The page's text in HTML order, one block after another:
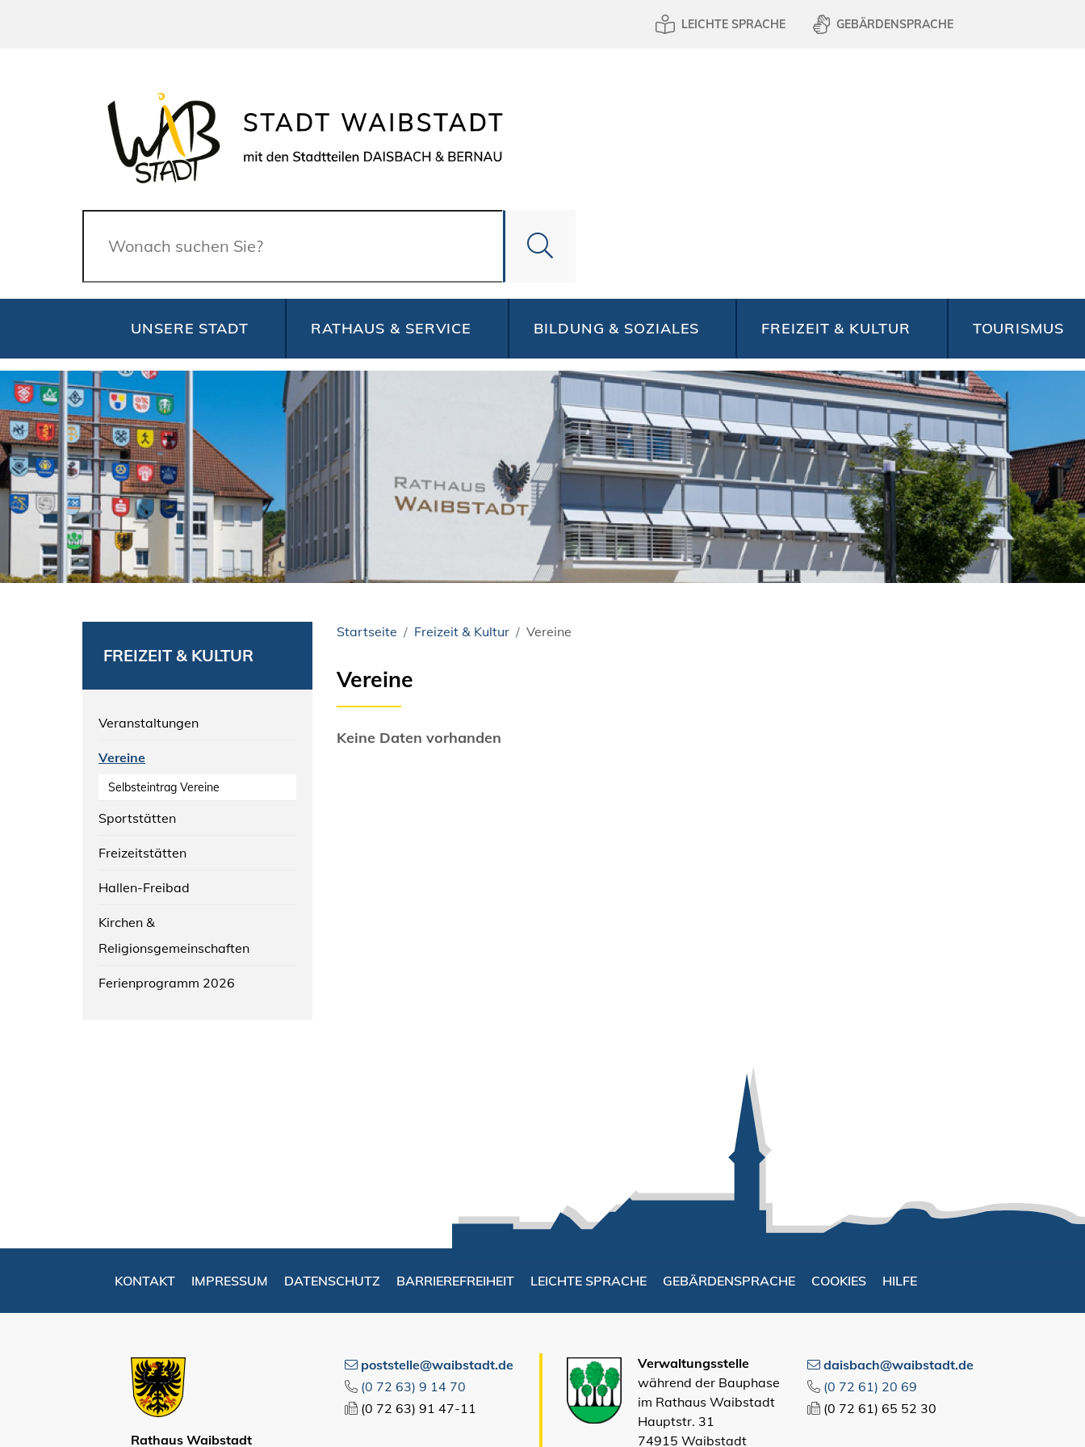
LEICHTE SPRACHE GEBÄRDENSPRACHE
Suche
UNSERE STADT RATHAUS & SERVICE BILDUNG & SOZIALES FREIZEIT & KULTUR TOURISMUS
FREIZEIT & KULTUR
Veranstaltungen
Vereine
Selbsteintrag Vereine
Sportstätten
Freizeitstätten
Hallen-Freibad
Kirchen &
Religionsgemeinschaften
Ferienprogramm 2026
Startseite Freizeit & Kultur Vereine
Vereine
Keine Daten vorhanden
KONTAKT IMPRESSUM DATENSCHUTZ BARRIEREFREIHEIT LEICHTE SPRACHE GEBÄRDENSPRACHE COOKIES HILFE
Rathaus Waibstadt
poststelle@waibstadt.de
(0 72 63) 9 14 70
(0 72 63) 91 47-11
Verwaltungsstelle
während der Bauphase
im Rathaus Waibstadt
Hauptstr. 31
74915 Waibstadt
daisbach@waibstadt.de
(0 72 61) 20 69
(0 72 61) 65 52 30